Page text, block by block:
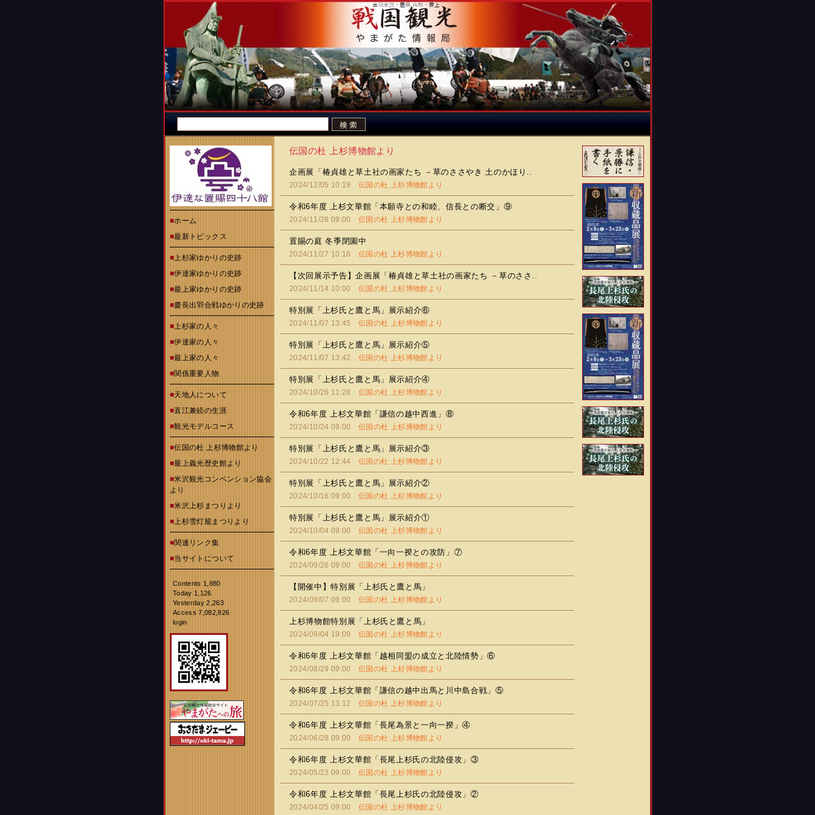
■ホーム
■最新トピックス
■上杉家ゆかりの史跡
■伊達家ゆかりの史跡
■最上家ゆかりの史跡
■慶長出羽合戦ゆかりの史跡
■上杉家の人々
■伊達家の人々
■最上家の人々
■関係重要人物
■天地人について
■直江兼続の生涯
■観光モデルコース
■伝国の杜 上杉博物館より
■最上義光歴史館より
■米沢観光コンベンション協会
より
■米沢上杉まつりより
■上杉雪灯籠まつりより
■関連リンク集
■当サイトについて
Contents 1,880
Today 1,126
Yesterday 2,263
Access 7,082,826
login
伝国の杜 上杉博物館より
企画展「椿貞雄と草土社の画家たち －草のささやき 土のかほり..
2024/12/05 10:19伝国の杜 上杉博物館より
令和6年度 上杉文華館「本願寺との和睦、信長との断交」⑨
2024/11/28 09:00伝国の杜 上杉博物館より
置賜の庭 冬季閉園中
2024/11/27 10:16伝国の杜 上杉博物館より
【次回展示予告】企画展「椿貞雄と草土社の画家たち －草のささ..
2024/11/14 10:00伝国の杜 上杉博物館より
特別展「上杉氏と鷹と馬」展示紹介⑥
2024/11/07 13:45伝国の杜 上杉博物館より
特別展「上杉氏と鷹と馬」展示紹介⑤
2024/11/07 13:42伝国の杜 上杉博物館より
特別展「上杉氏と鷹と馬」展示紹介④
2024/10/26 11:28伝国の杜 上杉博物館より
令和6年度 上杉文華館「謙信の越中西進」⑧
2024/10/24 09:00伝国の杜 上杉博物館より
特別展「上杉氏と鷹と馬」展示紹介③
2024/10/22 12:44伝国の杜 上杉博物館より
特別展「上杉氏と鷹と馬」展示紹介②
2024/10/16 09:00伝国の杜 上杉博物館より
特別展「上杉氏と鷹と馬」展示紹介①
2024/10/04 09:00伝国の杜 上杉博物館より
令和6年度 上杉文華館「一向一揆との攻防」⑦
2024/09/26 09:00伝国の杜 上杉博物館より
【開催中】特別展「上杉氏と鷹と馬」
2024/09/07 09:00伝国の杜 上杉博物館より
上杉博物館特別展「上杉氏と鷹と馬」
2024/09/04 19:09伝国の杜 上杉博物館より
令和6年度 上杉文華館「越相同盟の成立と北陸情勢」⑥
2024/08/29 09:00伝国の杜 上杉博物館より
令和6年度 上杉文華館「謙信の越中出馬と川中島合戦」⑤
2024/07/25 13:12伝国の杜 上杉博物館より
令和6年度 上杉文華館「長尾為景と一向一揆」④
2024/06/28 09:00伝国の杜 上杉博物館より
令和6年度 上杉文華館「長尾上杉氏の北陸侵攻」③
2024/05/23 09:00伝国の杜 上杉博物館より
令和6年度 上杉文華館「長尾上杉氏の北陸侵攻」②
2024/04/25 09:00伝国の杜 上杉博物館より